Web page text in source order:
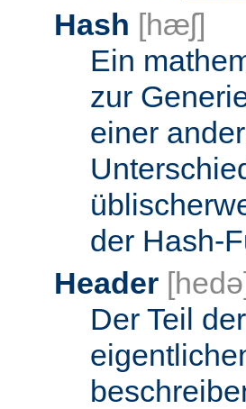
Hash [hæʃ]
Ein
zur
einer
der Hash-
Header
Der Teil der